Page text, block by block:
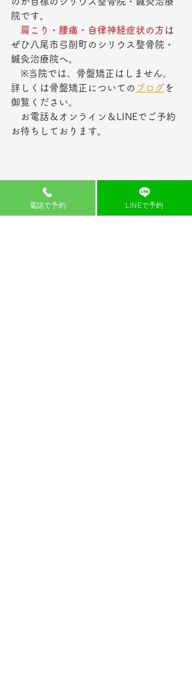
院です。
肩こり・腰痛・自律神経症状の方は
ぜひ八尾市弓削町のシリウス整骨院・
鍼灸治療院へ。
※当院では、骨盤矯正はしません。
詳しくは骨盤矯正についての ブログ を
御覧ください。
お電話＆オンライン＆LINEでご予約
お待ちしております。
電話で予約 LINEで予約